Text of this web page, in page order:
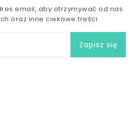
email, aby otrzymywać od nas
oraz inne ciekawe treści.